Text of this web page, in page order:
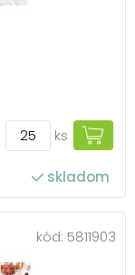
ks
skladom
kód: 5811903